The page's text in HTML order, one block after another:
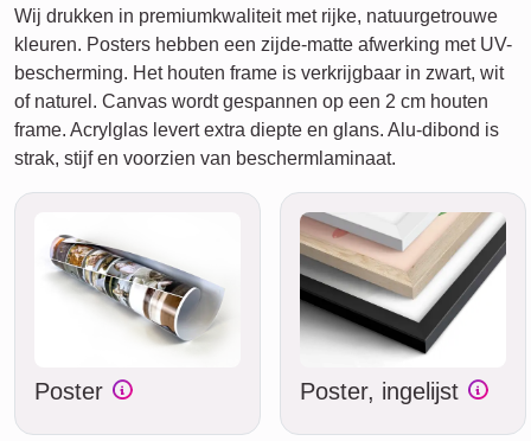
Wij drukken in premiumkwaliteit met rijke, natuurgetrouwe
kleuren. Posters hebben een zijde-matte afwerking met UV-
bescherming. Het houten frame is verkrijgbaar in zwart, wit
of naturel. Canvas wordt gespannen op een 2 cm houten
frame. Acrylglas levert extra diepte en glans. Alu-dibond is
strak, stijf en voorzien van beschermlaminaat.
Poster Poster, ingelijst